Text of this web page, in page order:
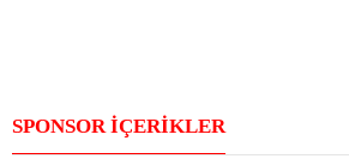
SPONSOR İÇERİKLER